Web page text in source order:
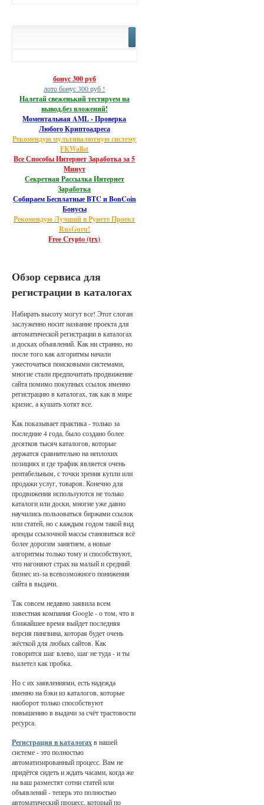
бонус 300 руб
лото бонус 300 руб !
Налетай свеженький тестируем на
вывод,без вложений!
Моментальная AML - Проверка
Любого Криптоадреса
Рекомендую мультивалютную систему
FKWallet
Все Способы Интернет Заработка за 5
Минут
Секретная Рассылка Интернет
Заработка
Собираем Бесплатные BTC и BonCoin
Бонусы
Рекомендую Лучший в Рунете Проект
RusGuru!
Free Crypto (trx)
Обзор сервиса для
регистрации в каталогах
Набирать высоту могут все! Этот слоган
заслуженно носит название проекта для
автоматической регистрации в каталогах
и досках объявлений. Как ни странно, но
после того как алгоритмы начали
ужесточаться поисковыми системами,
многие стали предпочитать продвижение
сайта помимо покупных ссылок именно
регистрацию в каталогах, так как в мире
кризис, а кушать хотят все.
Как показывает практика - только за
последние 4 года, было создано более
десятков тысяч каталогов, которые
держатся сравнительно на неплохих
позициях и где трафик является очень
рентабельным, с точки зрения купли или
продажи услуг, товаров. Конечно для
продвижения используются не только
каталоги или доски, многие уже давно
научились пользоваться биржами ссылок
или статей, но с каждым годом такой вид
аренды ссылочной массы становиться всё
более дорогим занятием, а новые
алгоритмы только тому и способствуют,
что нагоняют страх на малый и средний
бизнес из-за всевозможного понижения
сайта в выдачи.
Так совсем недавно заявила всем
известная компания Google - о том, что в
ближайшее время выйдет последняя
версия пингвина, которая будет очень
жёсткой для любых сайтов. Как
говорится шаг влево, шаг не туда - и ты
вылетел как пробка.
Но с их заявлениями, есть надежда
именно на бэки из каталогов, которые
наоборот только способствуют
повышению в выдачи за счёт трастовости
ресурса.
Регистрация в каталогахв нашей
системе - это полностью
автоматизированный процесс. Вам не
придётся сидеть и ждать часами, когда же
на ваш разместят сотни статей или
объявлений - теперь это полностью
автоматический процесс, который по